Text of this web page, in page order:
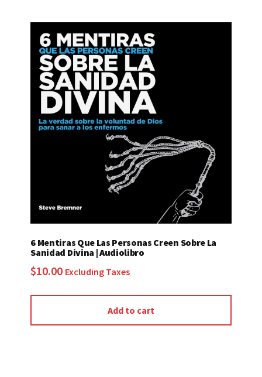
6 Mentiras Que Las Personas Creen Sobre La
Sanidad Divina | Audiolibro
$10.00 Excluding Taxes
Add to cart